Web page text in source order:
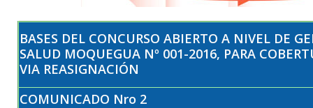
BASES DEL CONCURSO ABIERTO A NIVEL DE
SALUD MOQUEGUA Nº 001-2016, PARA
VIA REASIGNACIÓN
COMUNICADO Nro 2